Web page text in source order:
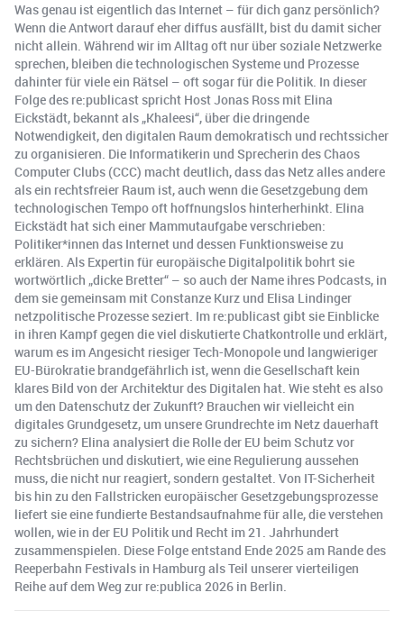
Was genau ist eigentlich das Internet – für dich ganz persönlich?
Wenn die Antwort darauf eher diffus ausfällt, bist du damit sicher
nicht allein. Während wir im Alltag oft nur über soziale Netzwerke
sprechen, bleiben die technologischen Systeme und Prozesse
dahinter für viele ein Rätsel – oft sogar für die Politik. In dieser
Folge des re:publicast spricht Host Jonas Ross mit Elina
Eickstädt, bekannt als „Khaleesi“, über die dringende
Notwendigkeit, den digitalen Raum demokratisch und rechtssicher
zu organisieren. Die Informatikerin und Sprecherin des Chaos
Computer Clubs (CCC) macht deutlich, dass das Netz alles andere
als ein rechtsfreier Raum ist, auch wenn die Gesetzgebung dem
technologischen Tempo oft hoffnungslos hinterherhinkt. Elina
Eickstädt hat sich einer Mammutaufgabe verschrieben:
Politiker*innen das Internet und dessen Funktionsweise zu
erklären. Als Expertin für europäische Digitalpolitik bohrt sie
wortwörtlich „dicke Bretter“ – so auch der Name ihres Podcasts, in
dem sie gemeinsam mit Constanze Kurz und Elisa Lindinger
netzpolitische Prozesse seziert. Im re:publicast gibt sie Einblicke
in ihren Kampf gegen die viel diskutierte Chatkontrolle und erklärt,
warum es im Angesicht riesiger Tech-Monopole und langwieriger
EU-Bürokratie brandgefährlich ist, wenn die Gesellschaft kein
klares Bild von der Architektur des Digitalen hat. Wie steht es also
um den Datenschutz der Zukunft? Brauchen wir vielleicht ein
digitales Grundgesetz, um unsere Grundrechte im Netz dauerhaft
zu sichern? Elina analysiert die Rolle der EU beim Schutz vor
Rechtsbrüchen und diskutiert, wie eine Regulierung aussehen
muss, die nicht nur reagiert, sondern gestaltet. Von IT-Sicherheit
bis hin zu den Fallstricken europäischer Gesetzgebungsprozesse
liefert sie eine fundierte Bestandsaufnahme für alle, die verstehen
wollen, wie in der EU Politik und Recht im 21. Jahrhundert
zusammenspielen. Diese Folge entstand Ende 2025 am Rande des
Reeperbahn Festivals in Hamburg als Teil unserer vierteiligen
Reihe auf dem Weg zur re:publica 2026 in Berlin.